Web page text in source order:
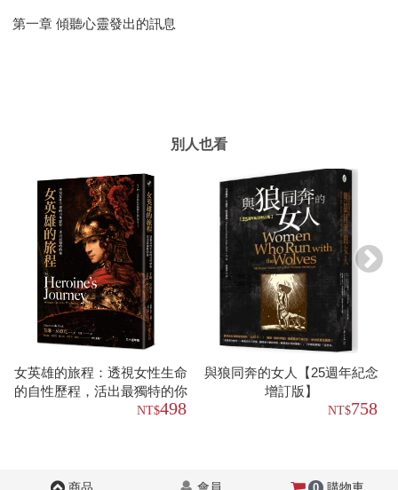
第一章 傾聽心靈發出的訊息
別人也看
女英雄的旅程：透視女性生命
的自性歷程，活出最獨特的你
【30週年版】
498
與狼同奔的女人【25週年紀念
增訂版】
758